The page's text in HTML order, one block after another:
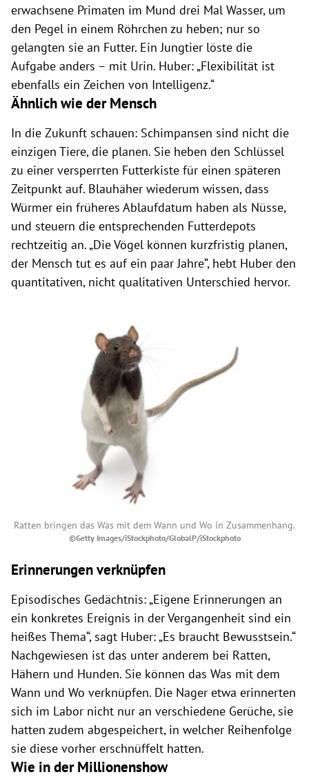
erwachsene Primaten im Mund drei Mal Wasser, um
den Pegel in einem Röhrchen zu heben; nur so
gelangten sie an Futter. Ein Jungtier löste die
Aufgabe anders – mit Urin. Huber: „Flexibilität ist
ebenfalls ein Zeichen von Intelligenz.“
Ähnlich wie der Mensch
In die Zukunft schauen: Schimpansen sind nicht die
einzigen Tiere, die planen. Sie heben den Schlüssel
zu einer versperrten Futterkiste für einen späteren
Zeitpunkt auf. Blauhäher wiederum wissen, dass
Würmer ein früheres Ablaufdatum haben als Nüsse,
und steuern die entsprechenden Futterdepots
rechtzeitig an. „Die Vögel können kurzfristig planen,
der Mensch tut es auf ein paar Jahre“, hebt Huber den
quantitativen, nicht qualitativen Unterschied hervor.
Ratten bringen das Was mit dem Wann und Wo in Zusammenhang.
©Getty Images/iStockphoto/GlobalP/iStockphoto
Erinnerungen verknüpfen
Episodisches Gedächtnis: „Eigene Erinnerungen an
ein konkretes Ereignis in der Vergangenheit sind ein
heißes Thema“, sagt Huber: „Es braucht Bewusstsein.“
Nachgewiesen ist das unter anderem bei Ratten,
Hähern und Hunden. Sie können das Was mit dem
Wann und Wo verknüpfen. Die Nager etwa erinnerten
sich im Labor nicht nur an verschiedene Gerüche, sie
hatten zudem abgespeichert, in welcher Reihenfolge
sie diese vorher erschnüffelt hatten.
Wie in der Millionenshow